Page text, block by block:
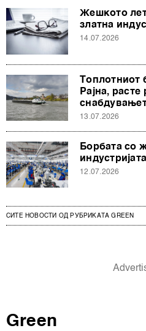
Жешкото
златна
14.07.2026
Топлотниот
Рајна, расте
13.07.2026
Борбата со
12.07.2026
СИТЕ НОВОСТИ ОД РУБРИКАТА GREEN
Green